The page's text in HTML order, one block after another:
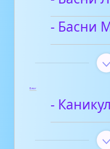
- Басни
Блог
-